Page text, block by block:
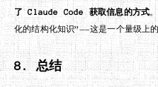
了 Claude Code 获取信息的方式
化的结构化知识”——这是一个量级上
8. 总结